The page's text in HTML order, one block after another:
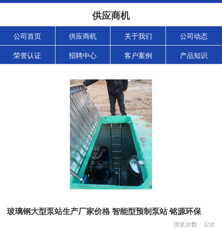
供应商机
公司首页 供应商机 关于我们 公司动态
荣誉认证 招聘中心 客户案例 产品知识
玻璃钢大型泵站生产厂家价格 智能型预制泵站 铭源环保
浏览次数： 32次